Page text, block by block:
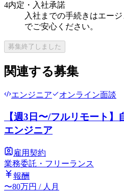
4内定・入社承諾
入社までの手続きはエー
でご安心ください。
募集終了しました
関連する募集
エンジニア オンライン面談
【週3日〜/フルリモート
エンジニア
雇用契約
業務委託・フリーランス
報酬
〜80万円 / 人月